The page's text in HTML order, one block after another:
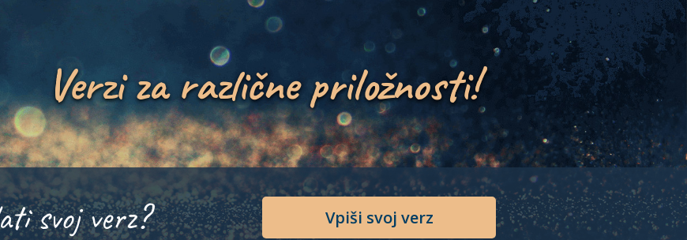
Verzi za različne priložnosti!
svoj verz? Vpiši svoj verz